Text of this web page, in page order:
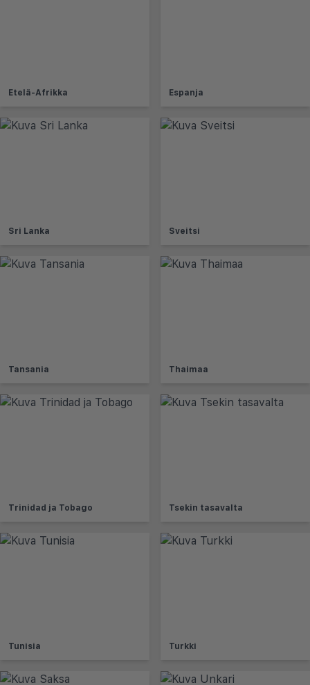
Etelä-Afrikka Espanja
Sri Lanka Sveitsi
Tansania Thaimaa
Trinidad ja Tobago Tsekin tasavalta
Tunisia Turkki